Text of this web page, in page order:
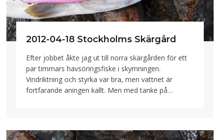
2012-04-18 Stockholms Skärgård
Efter jobbet åkte jag ut till norra skärgården för ett
par timmars havsöringsfiske i skymningen.
Vindriktning och styrka var bra, men vattnet är
fortfarande aningen kallt. Men med tanke på…